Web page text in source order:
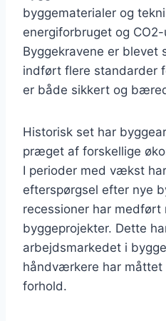
byggematerialer og
energiforbruget og
Byggekravene er blevet
indført flere standarder
er både sikkert og
Historisk set har
præget af forskellige
I perioder med vækst
efterspørgsel efter nye
recessioner har
byggeprojekter. Dette
arbejdsmarkedet i
håndværkere har måttet
forhold.